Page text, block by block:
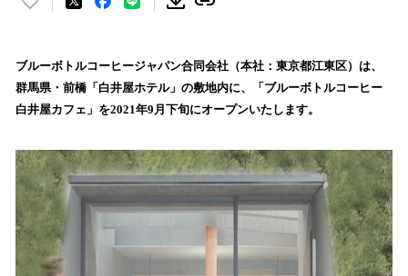
い
！
数
を
込
み
中
で
す
ブルーボトルコーヒージャパン合同会社（本社：東京都江東区）は、
群馬県・前橋「白井屋ホテル」の敷地内に、「ブルーボトルコーヒー
白井屋カフェ」を2021年9月下旬にオープンいたします。